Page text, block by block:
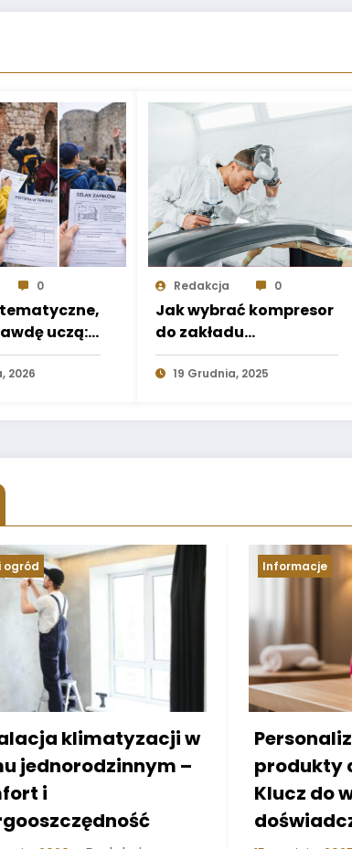
0
uczą:
a nie
2026
Redakcja 0
Jak wybrać kompresor
do zakładu
produkcyjnego —
kompletny poradnik
19 Grudnia, 2025
dla hoteli:
do wyjątkowego
gości
Dom i ogród